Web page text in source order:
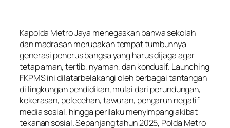
Kapolda Metro Jaya menegaskan bahwa sekolah
dan madrasah merupakan tempat tumbuhnya
generasi penerus bangsa yang harus dijaga agar
tetap aman, tertib, nyaman, dan kondusif. Launching
FKPMS ini dilatarbelakangi oleh berbagai tantangan
di lingkungan pendidikan, mulai dari perundungan,
kekerasan, pelecehan, tawuran, pengaruh negatif
media sosial, hingga perilaku menyimpang akibat
tekanan sosial. Sepanjang tahun 2025, Polda Metro